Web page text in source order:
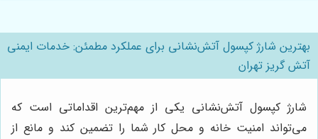
بهترین شارژ کپسول آتش‌نشانی برای عملکرد مطمئن: خدمات ایمنی
آتش گریز تهران
شارژ کپسول آتش‌نشانی یکی از مهم‌ترین اقداماتی است که
می‌تواند امنیت خانه و محل کار شما را تضمین کند و مانع از